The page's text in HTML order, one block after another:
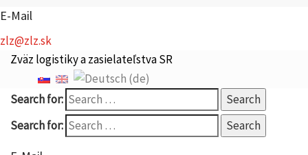
E-Mail
zlz@zlz.sk
Zväz logistiky a zasielateľstva SR
Search for:
Search for: